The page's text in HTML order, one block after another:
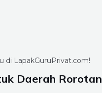
di LapakGuruPrivat.com!
Daerah Rorotan